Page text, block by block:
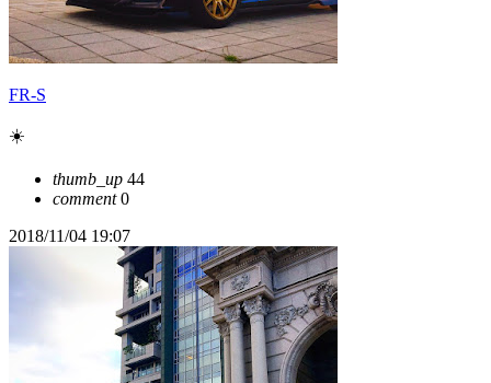
FR-S
☀️
thumb_up 44
comment0
2018/11/04 19:07